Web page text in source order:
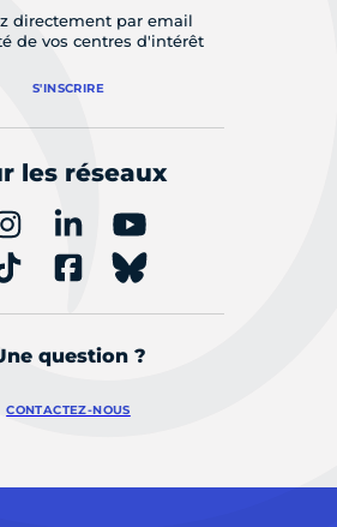
directement par email
de vos centres d'intérêt
S'INSCRIRE
les réseaux
question ?
CONTACTEZ-NOUS